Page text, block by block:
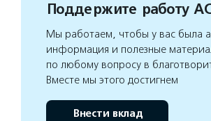
Поддержите работу
Мы работаем, чтобы у вас была
информация и полезные
по любому вопросу в
Вместе мы этого достигнем
Внести вклад